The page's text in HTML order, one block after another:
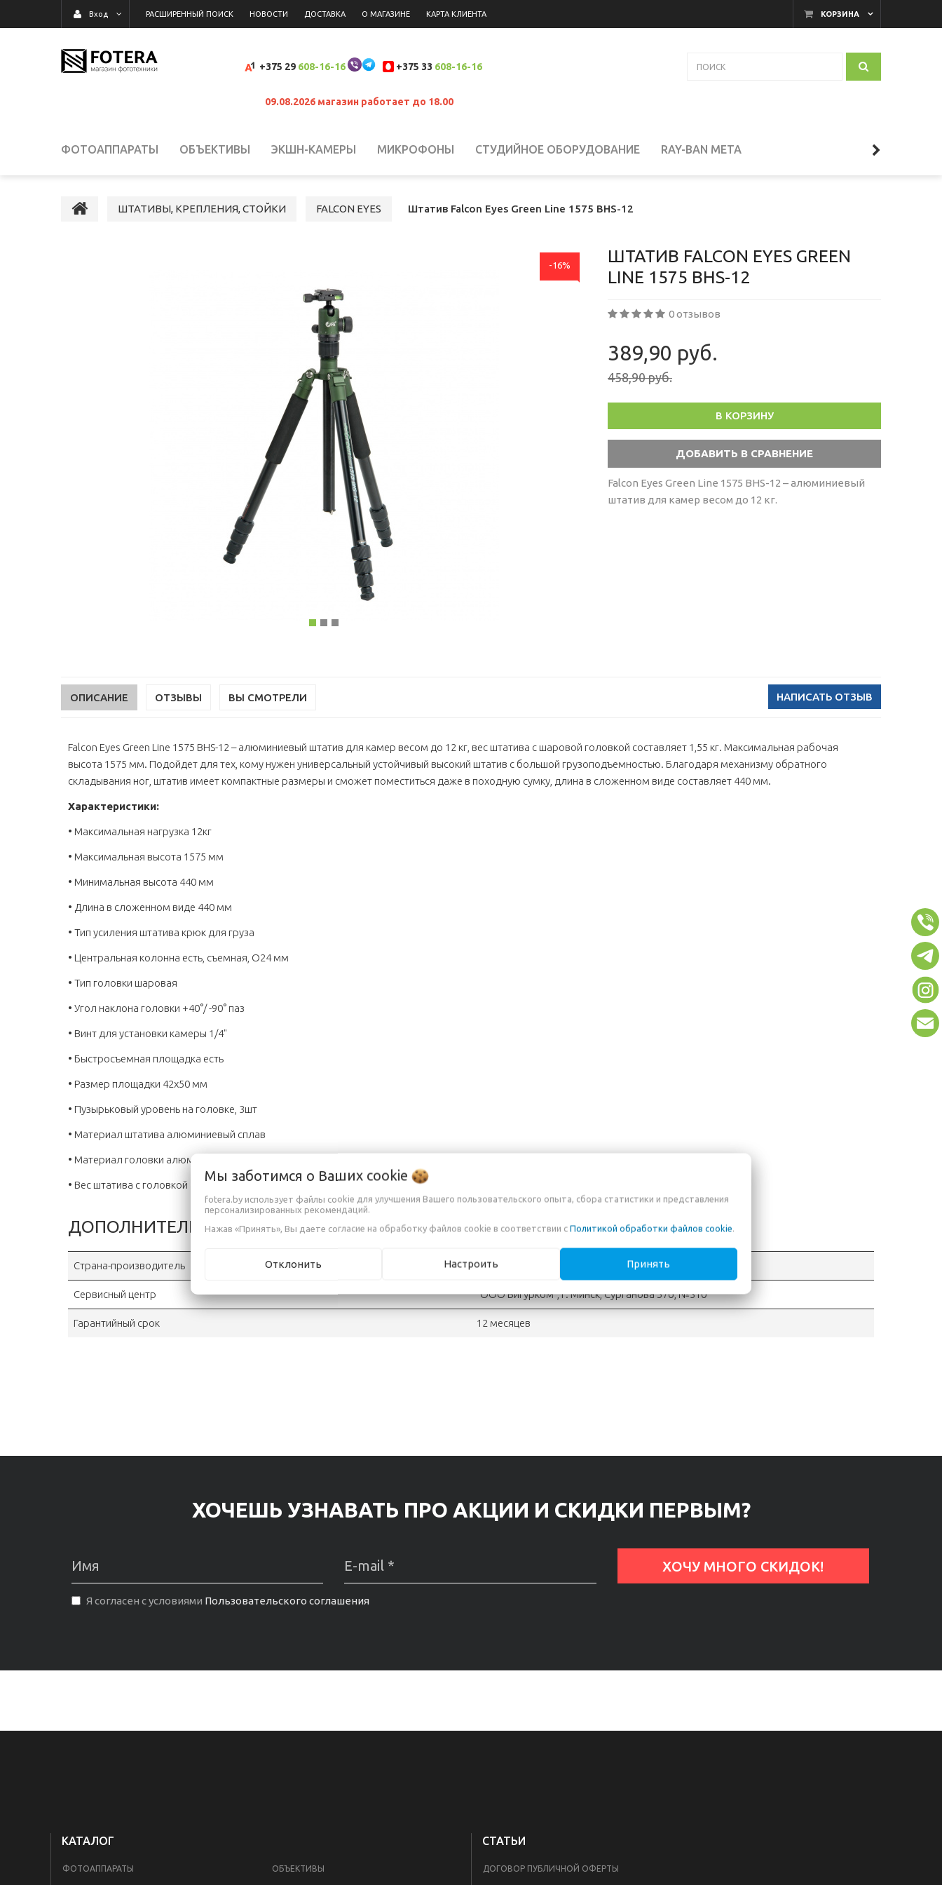
КОРЗИНА
Вход РАСШИРЕННЫЙ ПОИСК НОВОСТИ ДОСТАВКА О МАГАЗИНЕ КАРТА КЛИЕНТА
+375 29 608-16-16 +375 33 608-16-16
09.08.2026 магазин работает до 18.00
ФОТОАППАРАТЫ ОБЪЕКТИВЫ ЭКШН-КАМЕРЫ МИКРОФОНЫ СТУДИЙНОЕ ОБОРУДОВАНИЕ RAY-BAN META
БИНОКЛИ ТЕЛЕСКОПЫ
ГРАФИЧЕСКИЕ ПЛАНШЕТЫ
РАСПРОДАЖА
ШТАТИВЫ, КРЕПЛЕНИЯ, СТОЙКИ FALCON EYES Штатив Falcon Eyes Green Line 1575 BHS-12
-16%
ШТАТИВ FALCON EYES GREEN
LINE 1575 BHS-12
0 отзывов
389,90 руб.
458,90 руб.
В КОРЗИНУ
Falcon Eyes Green Line 1575 BHS-12 – алюминиевый
штатив для камер весом до 12 кг.
ОПИСАНИЕ ОТЗЫВЫ НАПИСАТЬ ОТЗЫВ
ВЫ СМОТРЕЛИ
Falcon Eyes Green Line 1575 BHS-12 – алюминиевый штатив для камер весом до 12 кг, вес штатива с шаровой головкой составляет 1,55 кг. Максимальная рабочая
высота 1575 мм. Подойдет для тех, кому нужен универсальный устойчивый высокий штатив с большой грузоподъемностью. Благодаря механизму обратного
складывания ног, штатив имеет компактные размеры и сможет поместиться даже в походную сумку, длина в сложенном виде составляет 440 мм.
Характеристики:
• Максимальная нагрузка 12кг
• Максимальная высота 1575 мм
• Минимальная высота 440 мм
• Длина в сложенном виде 440 мм
• Тип усиления штатива крюк для груза
• Центральная колонна есть, съемная, O24 мм
• Тип головки шаровая
• Угол наклона головки +40°/ -90° паз
• Винт для установки камеры 1/4"
• Быстросъемная площадка есть
• Размер площадки 42х50 мм
• Пузырьковый уровень на головке, 3шт
• Материал штатива алюминиевый сплав
• Материал головки алюминиевый сплав
• Вес штатива с головкой 1.55 кг
ДОПОЛНИТЕЛЬНАЯ ИНФОРМАЦИЯ
Страна-производитель Китай
Сервисный центр "OOO Вигурком", г. Минск, Сурганова 57б, №310
Гарантийный срок 12 месяцев
ХОЧЕШЬ УЗНАВАТЬ ПРО АКЦИИ И СКИДКИ ПЕРВЫМ?
Я согласен с условиями Пользовательского соглашения
КАТАЛОГ
ФОТОАППАРАТЫ ОБЪЕКТИВЫ
СТАТЬИ
ДОГОВОР ПУБЛИЧНОЙ ОФЕРТЫ
Мы заботимся о Ваших cookie
fotera.by использует файлы cookie для улучшения Вашего пользовательского опыта, сбора статистики и представления
персонализированных рекомендаций.
Нажав «Принять», Вы даете согласие на обработку файлов cookie в соответствии с Политикой обработки файлов cookie.
Отклонить Настроить Принять